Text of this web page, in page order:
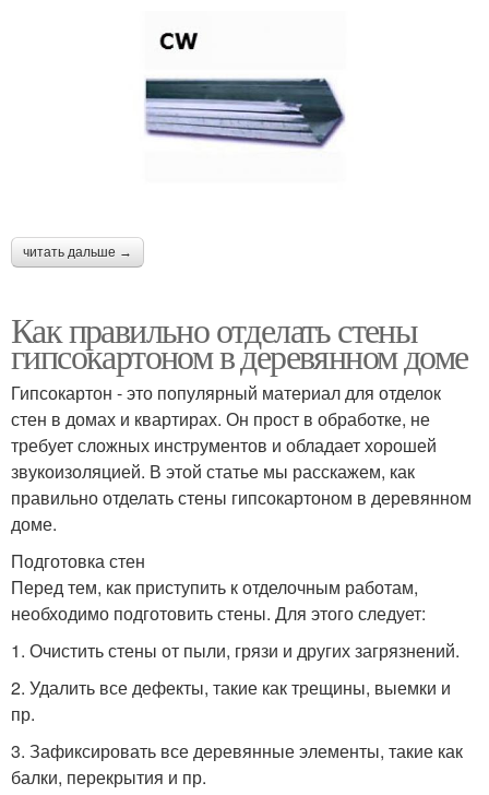
читать дальше →
Как правильно отделать стены
гипсокартоном в деревянном доме
Гипсокартон - это популярный материал для отделок
стен в домах и квартирах. Он прост в обработке, не
требует сложных инструментов и обладает хорошей
звукоизоляцией. В этой статье мы расскажем, как
правильно отделать стены гипсокартоном в деревянном
доме.
Подготовка стен
Перед тем, как приступить к отделочным работам,
необходимо подготовить стены. Для этого следует:
1. Очистить стены от пыли, грязи и других загрязнений.
2. Удалить все дефекты, такие как трещины, выемки и
пр.
3. Зафиксировать все деревянные элементы, такие как
балки, перекрытия и пр.